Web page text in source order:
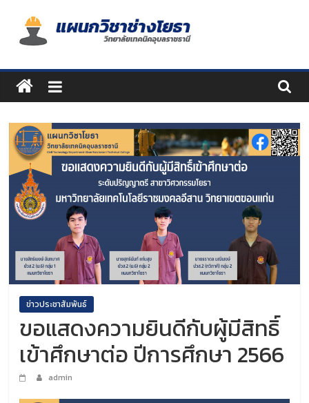
content
แผนก
วิชา
ช่าง
โยธา
ข่าวประชาสัมพันธ์
ขอแสดงความยินดีกับผู้มีสิทธิ์
เข้าศึกษาต่อ ปีการศึกษา 2566
admin